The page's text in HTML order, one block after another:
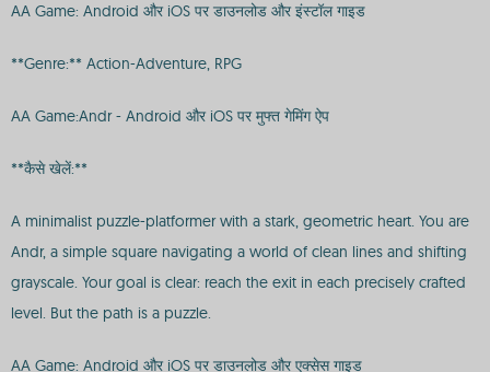
AA Game: Android और iOS पर डाउनलोड और इंस्टॉल गाइड
**Genre:** Action-Adventure, RPG
AA Game:Andr - Android और iOS पर मुफ्त गेमिंग ऐप
**कैसे खेलें:**
A minimalist puzzle-platformer with a stark, geometric heart. You are
Andr, a simple square navigating a world of clean lines and shifting
grayscale. Your goal is clear: reach the exit in each precisely crafted
level. But the path is a puzzle.
AA Game: Android और iOS पर डाउनलोड और एक्सेस गाइड